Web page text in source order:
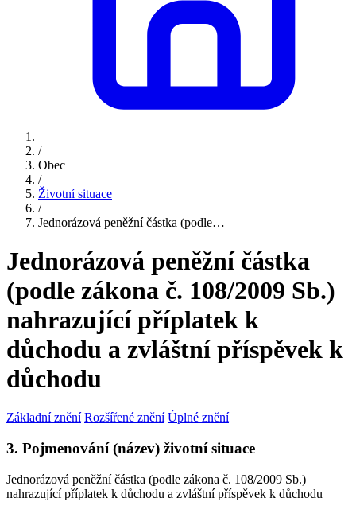
/
Obec
/
Životní situace
/
Jednorázová peněžní částka (podle…
Jednorázová peněžní částka
(podle zákona č. 108/2009 Sb.)
nahrazující příplatek k
důchodu a zvláštní příspěvek k
důchodu
Základní znění Rozšířené znění Úplné znění
3. Pojmenování (název) životní situace
Jednorázová peněžní částka (podle zákona č. 108/2009 Sb.)
nahrazující příplatek k důchodu a zvláštní příspěvek k důchodu